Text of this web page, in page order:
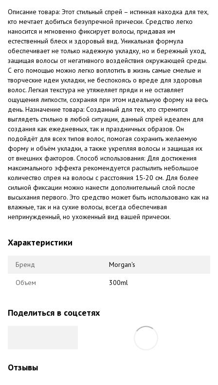
Описание товара: Этот стильный спрей – истинная находка для тех,
кто мечтает добиться безупречной прически. Средство легко
наносится и мгновенно фиксирует волосы, придавая им
естественный блеск и здоровый вид. Уникальная формула
обеспечивает не только надежную укладку, но и бережный уход,
защищая волосы от негативного воздействия окружающей среды.
С его помощью можно легко воплотить в жизнь самые смелые и
творческие идеи укладки, не беспокоясь о вреде для здоровья
волос. Легкая текстура не утяжеляет пряди и не оставляет
ощущения липкости, сохраняя при этом идеальную форму на весь
день. Назначение товара: Созданный для тех, кто стремится
выглядеть стильно в любой ситуации, данный спрей идеален для
создания как ежедневных, так и праздничных образов. Он
подойдёт для всех типов волос, помогая сохранить желаемую
форму и объём укладки, а также укрепляя волосы и защищая их
от внешних факторов. Способ использования: Для достижения
максимального эффекта рекомендуется распылить небольшое
количество спрея на волосы с расстояния 15-20 см. Для более
сильной фиксации можно нанести дополнительный слой после
высыхания первого. Это средство может быть использовано как на
влажные, так и на сухие волосы, всегда обеспечивая
непринужденный, но ухоженный вид вашей прически.
Характеристики
Бренд Morgan's
Объем 300ml
Поделиться в соцсетях
Отзывы